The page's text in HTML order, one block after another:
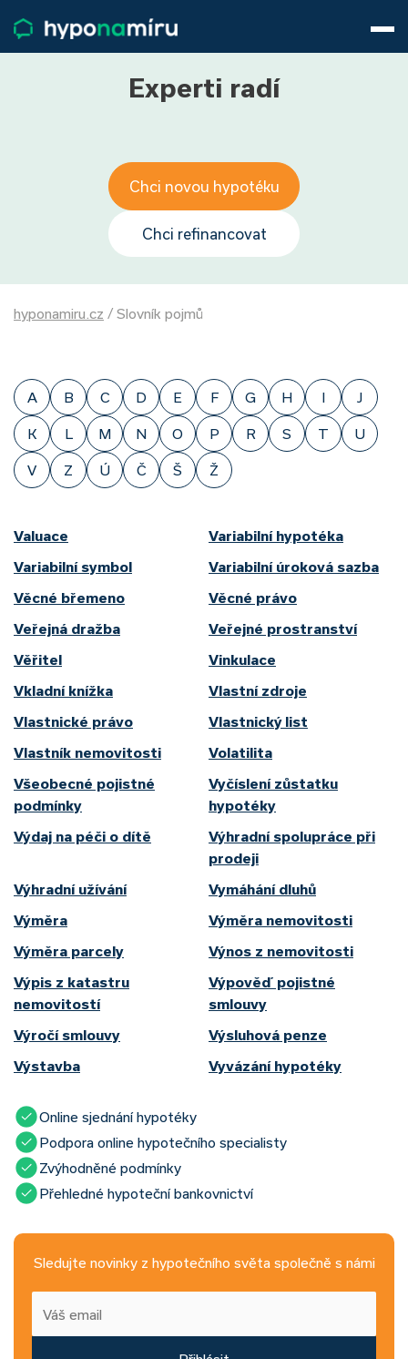
Životní pojištění
Pojištění nemovitosti
800 688 388
9−16 hod.
Přihlásit
Experti radí
Chci novou hypotéku
Chci refinancovat
hyponamiru.cz / Slovník pojmů
A B C D E F G H I J
K L M N O P R S T U
V Z Ú Č Š Ž
Valuace
Variabilní hypotéka
Variabilní symbol
Variabilní úroková sazba
Věcné břemeno
Věcné právo
Veřejná dražba
Veřejné prostranství
Věřitel
Vinkulace
Vkladní knížka
Vlastní zdroje
Vlastnické právo
Vlastnický list
Vlastník nemovitosti
Volatilita
Všeobecné pojistné
podmínky
Vyčíslení zůstatku
hypotéky
Výdaj na péči o dítě
Výhradní spolupráce při
prodeji
Výhradní užívání
Vymáhání dluhů
Výměra
Výměra nemovitosti
Výměra parcely
Výnos z nemovitosti
Výpis z katastru
nemovitostí
Výpověď pojistné
smlouvy
Výročí smlouvy
Výsluhová penze
Výstavba
Vyvázání hypotéky
Online sjednání hypotéky
Podpora online hypotečního specialisty
Zvýhodněné podmínky
Přehledné hypoteční bankovnictví
Sledujte novinky z hypotečního světa společně s námi